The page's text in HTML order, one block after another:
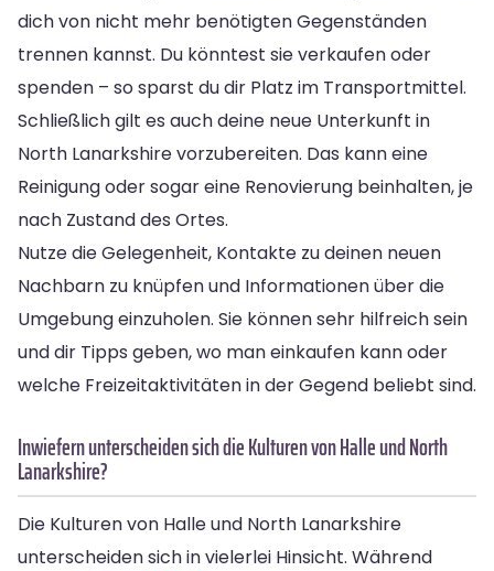
dich von nicht mehr benötigten Gegenständen
trennen kannst. Du könntest sie verkaufen oder
spenden – so sparst du dir Platz im Transportmittel.
Schließlich gilt es auch deine neue Unterkunft in
North Lanarkshire vorzubereiten. Das kann eine
Reinigung oder sogar eine Renovierung beinhalten, je
nach Zustand des Ortes.
Nutze die Gelegenheit, Kontakte zu deinen neuen
Nachbarn zu knüpfen und Informationen über die
Umgebung einzuholen. Sie können sehr hilfreich sein
und dir Tipps geben, wo man einkaufen kann oder
welche Freizeitaktivitäten in der Gegend beliebt sind.
Inwiefern unterscheiden sich die Kulturen von Halle und North
Lanarkshire?
Die Kulturen von Halle und North Lanarkshire
unterscheiden sich in vielerlei Hinsicht. Während